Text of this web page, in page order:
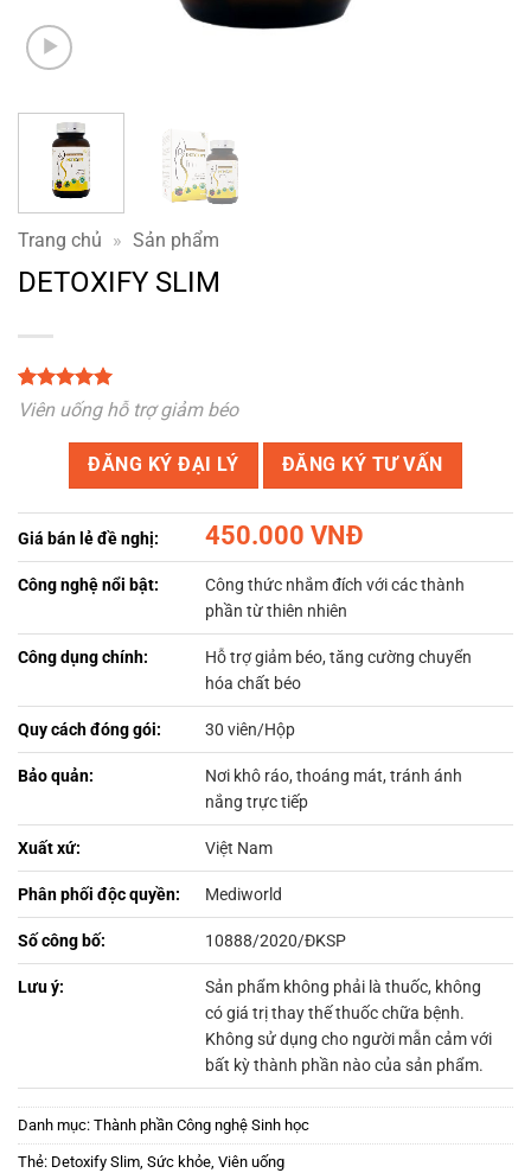
Trang chủ » Sản phẩm
DETOXIFY SLIM
5trên 5
3
đánh giá
Viên uống hỗ trợ giảm béo
Giá bán lẻ đề nghị: 450.000 VNĐ
Công nghệ nổi bật:
Công thức nhắm đích với các thành
phần từ thiên nhiên
Công dụng chính:
Hỗ trợ giảm béo, tăng cường chuyển
hóa chất béo
Quy cách đóng gói: 30 viên/Hộp
Bảo quản:
Nơi khô ráo, thoáng mát, tránh ánh
nắng trực tiếp
Xuất xứ: Việt Nam
Phân phối độc quyền: Mediworld
Số công bố: 10888/2020/ĐKSP
Lưu ý:
Sản phẩm không phải là thuốc, không
có giá trị thay thế thuốc chữa bệnh.
Không sử dụng cho người mẫn cảm với
bất kỳ thành phần nào của sản phẩm.
ĐĂNG KÝ ĐẠI LÝ ĐĂNG KÝ TƯ VẤN
Danh mục: Thành phần Công nghệ Sinh học
Thẻ: Detoxify Slim, Sức khỏe, Viên uống